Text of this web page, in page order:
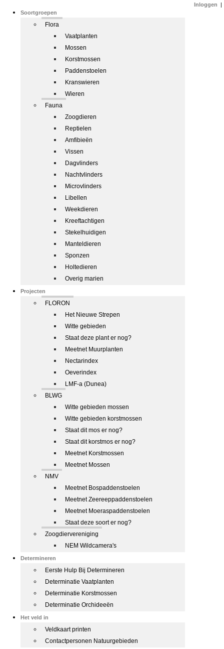
Soortgroepen
Flora
Vaatplanten
Mossen
Korstmossen
Paddenstoelen
Kranswieren
Wieren
Fauna
Zoogdieren
Reptielen
Amfibieën
Vissen
Dagvlinders
Nachtvlinders
Microvlinders
Libellen
Weekdieren
Kreeftachtigen
Stekelhuidigen
Manteldieren
Sponzen
Holtedieren
Overig marien
Projecten
FLORON
Het Nieuwe Strepen
Witte gebieden
Staat deze plant er nog?
Meetnet Muurplanten
Nectarindex
Oeverindex
LMF-a (Dunea)
BLWG
Witte gebieden mossen
Witte gebieden korstmossen
Staat dit mos er nog?
Staat dit korstmos er nog?
Meetnet Korstmossen
Meetnet Mossen
NMV
Meetnet Bospaddenstoelen
Meetnet Zeereeppaddenstoelen
Meetnet Moeraspaddenstoelen
Staat deze soort er nog?
Zoogdiervereniging
NEM Wildcamera's
Determineren
Eerste Hulp Bij Determineren
Determinatie Vaatplanten
Determinatie Korstmossen
Determinatie Orchideeën
Het veld in
Veldkaart printen
Contactpersonen Natuurgebieden
Inloggen |